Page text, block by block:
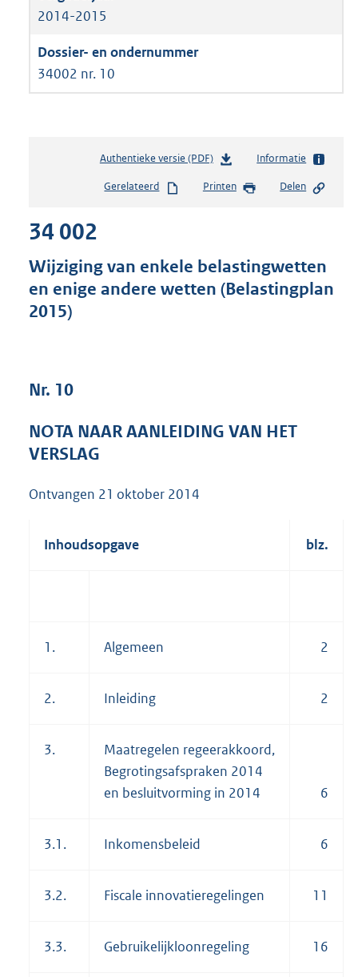
2014-2015
34002 nr. 10
Authentieke versie (PDF)b
s
d
s
g
7
Informatie
Gerelateerd Printen Delen
34 002
Wijziging van enkele belastingwetten
en enige andere wetten (Belastingplan
2015)
Nr. 10
NOTA NAAR AANLEIDING VAN HET
VERSLAG
Ontvangen 21 oktober 2014
Inhoudsopgave blz.
1. Algemeen 2
2. Inleiding 2
3.
Maatregelen regeerakkoord,
Begrotingsafspraken 2014
en besluitvorming in 2014
6
3.1. Inkomensbeleid 6
3.2. Fiscale innovatieregelingen 11
3.3. Gebruikelijkloonregeling 16